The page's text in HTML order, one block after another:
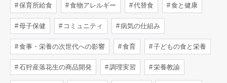
保育所給食 食物アレルギー 代替食 食と健康
母子保健 コミュニティ 病気の仕組み
食事・栄養の次世代への影響 食育 子どもの食と栄養
石狩産落花生の商品開発 調理実習 栄養教諭